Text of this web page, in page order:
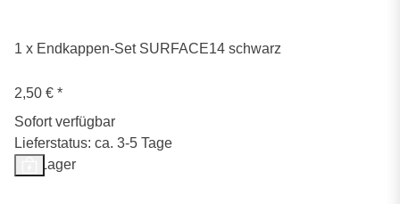
1 x Endkappen-Set SURFACE14 schwarz
2,50 € *
Sofort verfügbar
Lieferstatus: ca. 3-5 Tage
Auf Lager